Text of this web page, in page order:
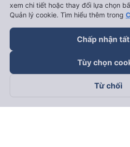
Theo dõi chúng tôi trên
xem chi tiết hoặc thay đổi lựa chọn
Quản lý cookie. Tìm hiểu thêm trong
Chấp nhận
Tùy chọn
Từ chối